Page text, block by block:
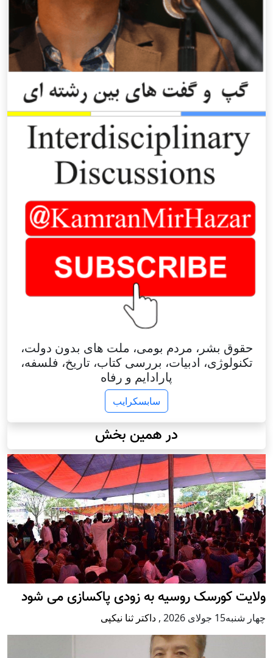
حقوق بشر، مردم بومی، ملت های بدون دولت،
تکنولوژی، ادبیات، بررسی کتاب، تاریخ، فلسفه،
پارادایم و رفاه
سابسکرایب
در همین بخش
ولایت کورسک روسیه به زودی پاکسازی می شود
چهار شنبه15 جولای 2026 , داکتر ثنا نیکپی